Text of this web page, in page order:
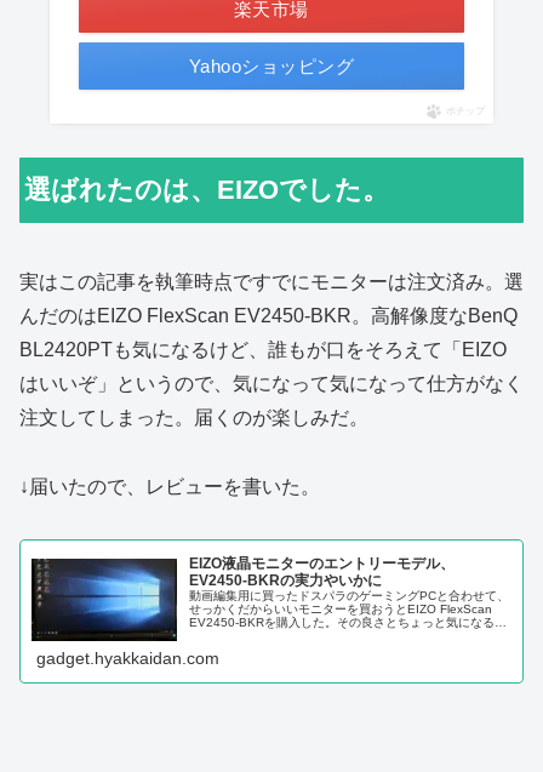
楽天市場
Yahooショッピング
ポチップ
選ばれたのは、EIZOでした。
実はこの記事を執筆時点ですでにモニターは注文済み。選
んだのはEIZO FlexScan EV2450-BKR。高解像度なBenQ
BL2420PTも気になるけど、誰もが口をそろえて「EIZO
はいいぞ」というので、気になって気になって仕方がなく
注文してしまった。届くのが楽しみだ。
↓届いたので、レビューを書いた。
EIZO液晶モニターのエントリーモデル、
EV2450-BKRの実力やいかに
動画編集用に買ったドスパラのゲーミングPCと合わせて、
せっかくだからいいモニターを買おうとEIZO FlexScan
EV2450-BKRを購入した。その良さとちょっと気になる点
gadget.hyakkaidan.com